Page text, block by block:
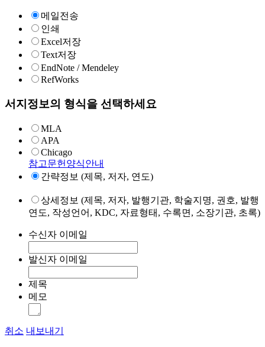
메일전송
인쇄
Excel저장
Text저장
EndNote / Mendeley
RefWorks
서지정보의 형식을 선택하세요
MLA
APA
Chicago
참고문헌양식안내
간략정보 (제목, 저자, 연도)
상세정보 (제목, 저자, 발행기관, 학술지명, 권호, 발행
연도, 작성언어, KDC, 자료형태, 수록면, 소장기관, 초록)
수신자 이메일
발신자 이메일
제목
메모
취소 내보내기